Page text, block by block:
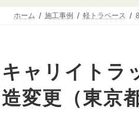
ホーム 施工事例 軽トラベース
キャリイトラ
造変更（東京